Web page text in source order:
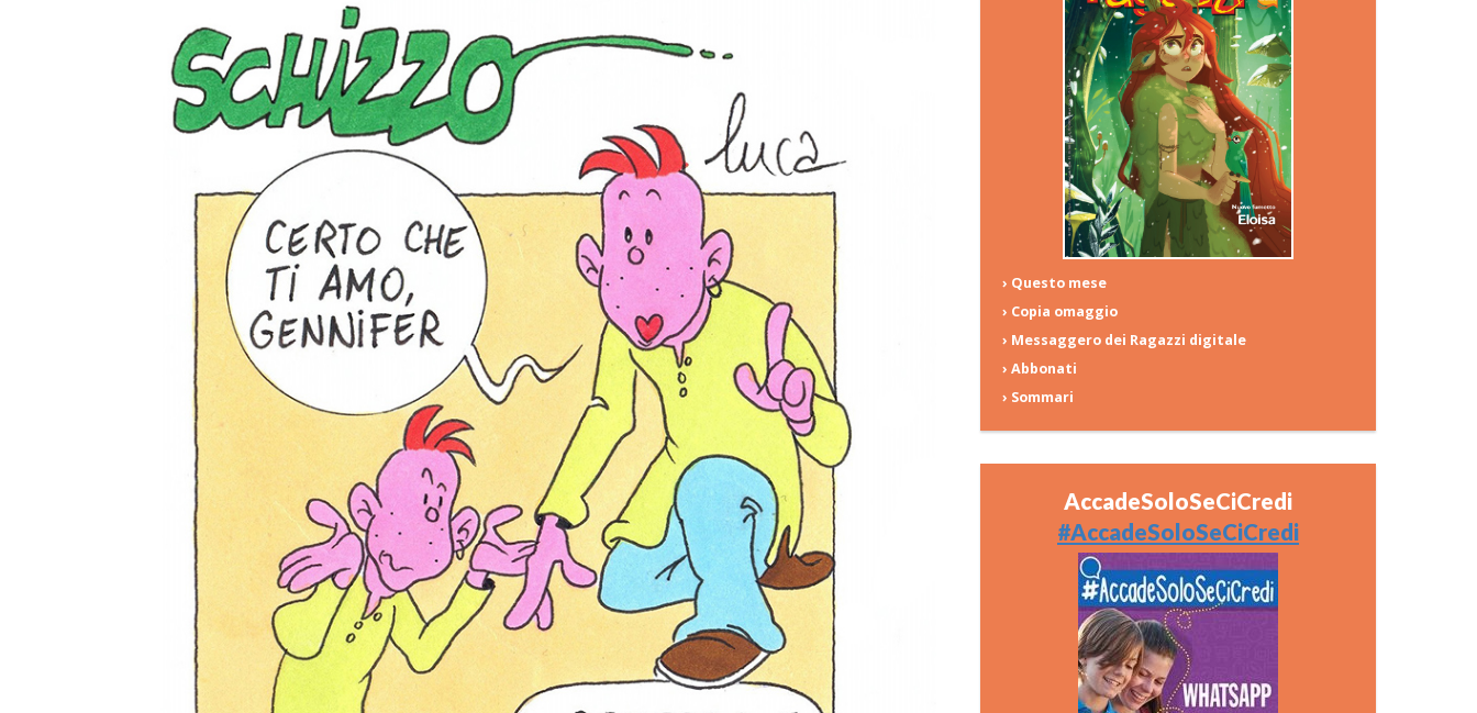
› Questo mese
› Copia omaggio
› Messaggero dei Ragazzi digitale
› Abbonati
› Sommari
AccadeSoloSeCiCredi
#AccadeSoloSeCiCredi